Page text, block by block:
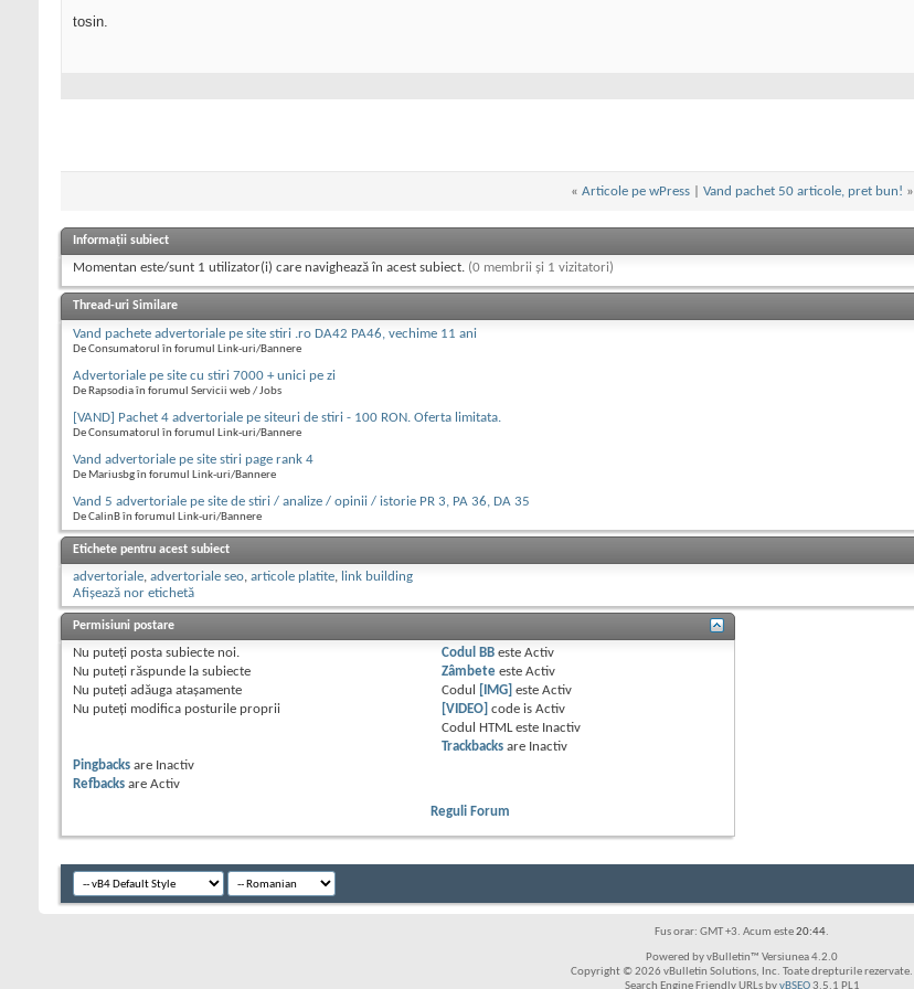
tosin.
« Articole pe wPress| Vand pachet 50 articole, pret bun! »
Informații subiect
Momentan este/sunt 1 utilizator(i) care navighează în acest subiect. (0 membrii și 1 vizitatori)
Thread-uri Similare
Vand pachete advertoriale pe site stiri .ro DA42 PA46, vechime 11 ani
De Consumatorul în forumul Link-uri/Bannere
Advertoriale pe site cu stiri 7000 + unici pe zi
De Rapsodia în forumul Servicii web / Jobs
[VAND] Pachet 4 advertoriale pe siteuri de stiri - 100 RON. Oferta limitata.
De Consumatorul în forumul Link-uri/Bannere
Vand advertoriale pe site stiri page rank 4
De Mariusbg în forumul Link-uri/Bannere
Vand 5 advertoriale pe site de stiri / analize / opinii / istorie PR 3, PA 36, DA 35
De CalinB în forumul Link-uri/Bannere
Etichete pentru acest subiect
advertoriale, advertoriale seo, articole platite, link building
Afișează nor etichetă
Permisiuni postare
Nu puteţi posta subiecte noi.
Nu puteţi răspunde la subiecte
Nu puteţi adăuga ataşamente
Nu puteţi modifica posturile proprii
Codul BB esteActiv
Zâmbete esteActiv
Codul
[IMG] esteActiv
[VIDEO] code isActiv
Codul HTML este Inactiv
Trackbacks are Inactiv
Pingbacks are Inactiv
Refbacks are Activ
Reguli Forum
Fus orar: GMT +3. Acum este20:44.
Powered by vBulletin™ Versiunea 4.2.0
Copyright © 2026 vBulletin Solutions, Inc. Toate drepturile rezervate.
Search Engine Friendly URLs byvBSEO3.5.1 PL1